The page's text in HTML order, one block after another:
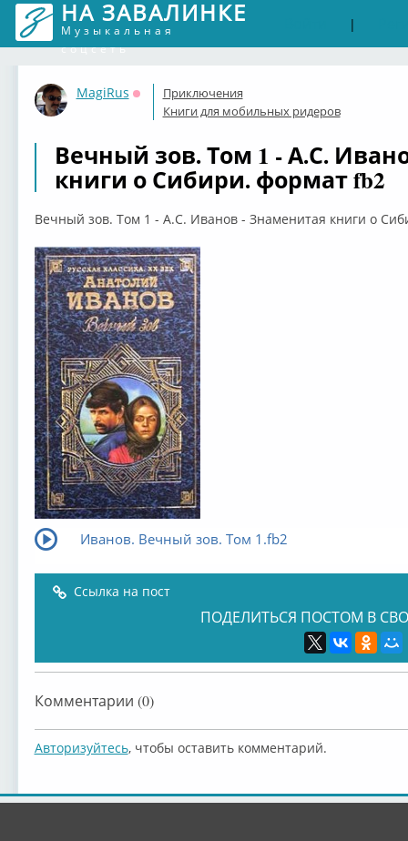
НА ЗАВАЛИНКЕ
Музыкальная
соцсеть
|
MagiRus
Оффлайн
Приключения
Книги для мобильных ридеров
Вечный зов. Том 1 - А.С.
книги о Сибири. формат fb2
Вечный зов. Том 1 - А.С. Иванов - Знаменитая книги о
Иванов. Вечный зов. Том 1.fb2
Ссылка на пост
ПОДЕЛИТЬСЯ ПОСТОМ В
Комментарии (0)
Авторизуйтесь, чтобы оставить комментарий.